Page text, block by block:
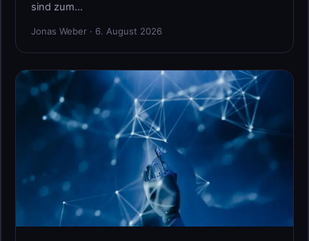
sind zum…
Jonas Weber · 6. August 2026